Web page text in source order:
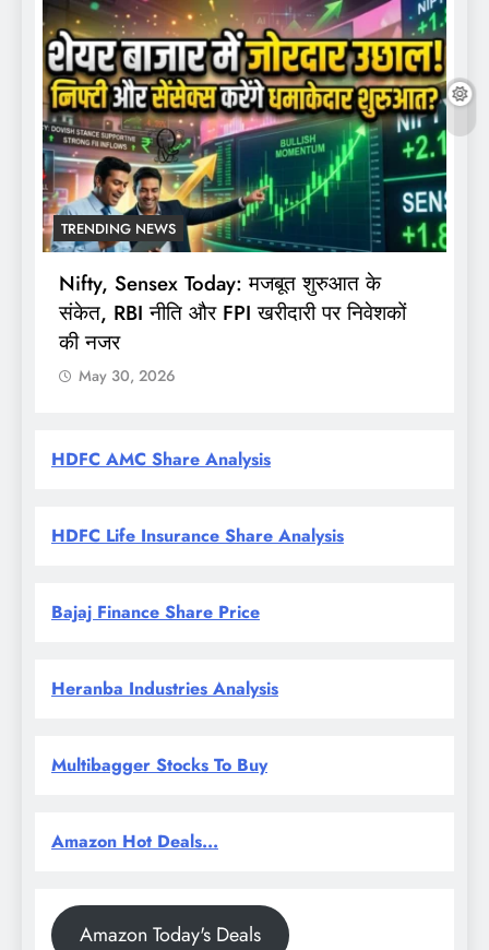
TRENDING NEWS
Nifty, Sensex Today: मजबूत शुरुआत के
संकेत, RBI नीति और FPI खरीदारी पर निवेशकों
की नजर
May 30, 2026
HDFC AMC Share Analysis
HDFC Life Insurance Share Analysis
Bajaj Finance Share Price
Heranba Industries Analysis
Multibagger Stocks To Buy
Amazon Hot Deals...
Amazon Today's Deals